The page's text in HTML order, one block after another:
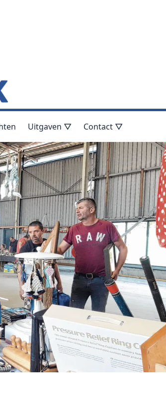
Uitgaven ▽ Contact ▽